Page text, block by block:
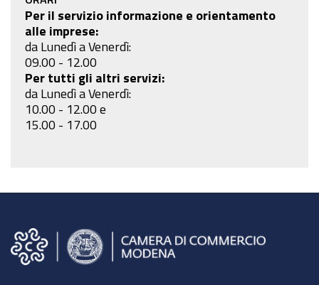
Per il servizio informazione e orientamento
alle imprese:
da Lunedì a Venerdì:
09.00 - 12.00
Per tutti gli altri servizi:
da Lunedì a Venerdì:
10.00 - 12.00 e
15.00 - 17.00